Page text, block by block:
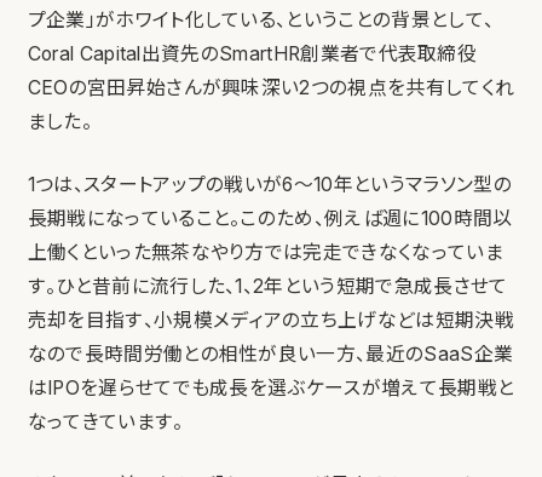
プ企業」がホワイト化している、ということの背景として、
Coral Capital出資先のSmartHR創業者で代表取締役
CEOの宮田昇始さんが興味深い2つの視点を共有してくれ
ました。
1つは、スタートアップの戦いが6〜10年というマラソン型の
長期戦になっていること。このため、例えば週に100時間以
上働くといった無茶なやり方では完走できなくなっていま
す。ひと昔前に流行した、1、2年という短期で急成長させて
売却を目指す、小規模メディアの立ち上げなどは短期決戦
なので長時間労働との相性が良い一方、最近のSaaS企業
はIPOを遅らせてでも成長を選ぶケースが増えて長期戦と
なってきています。